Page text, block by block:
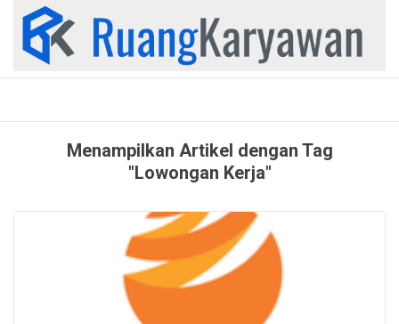
content
Menampilkan Artikel dengan Tag
"Lowongan Kerja"